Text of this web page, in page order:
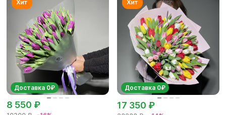
Доставка 0₽
8 550 ₽
Доставка 0₽
17 350 ₽